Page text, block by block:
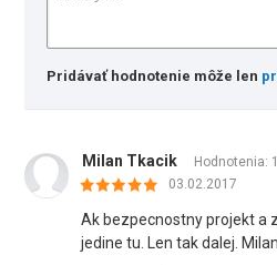
Pridávať hodnotenie môže len
Milan Tkacik Hodnotenia: 1
03.02.2017
Ak bezpecnostny projekt a
jedine tu. Len tak dalej.